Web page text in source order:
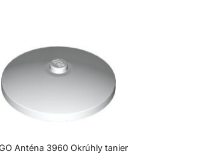
Anténa 3960 Okrúhly tanier